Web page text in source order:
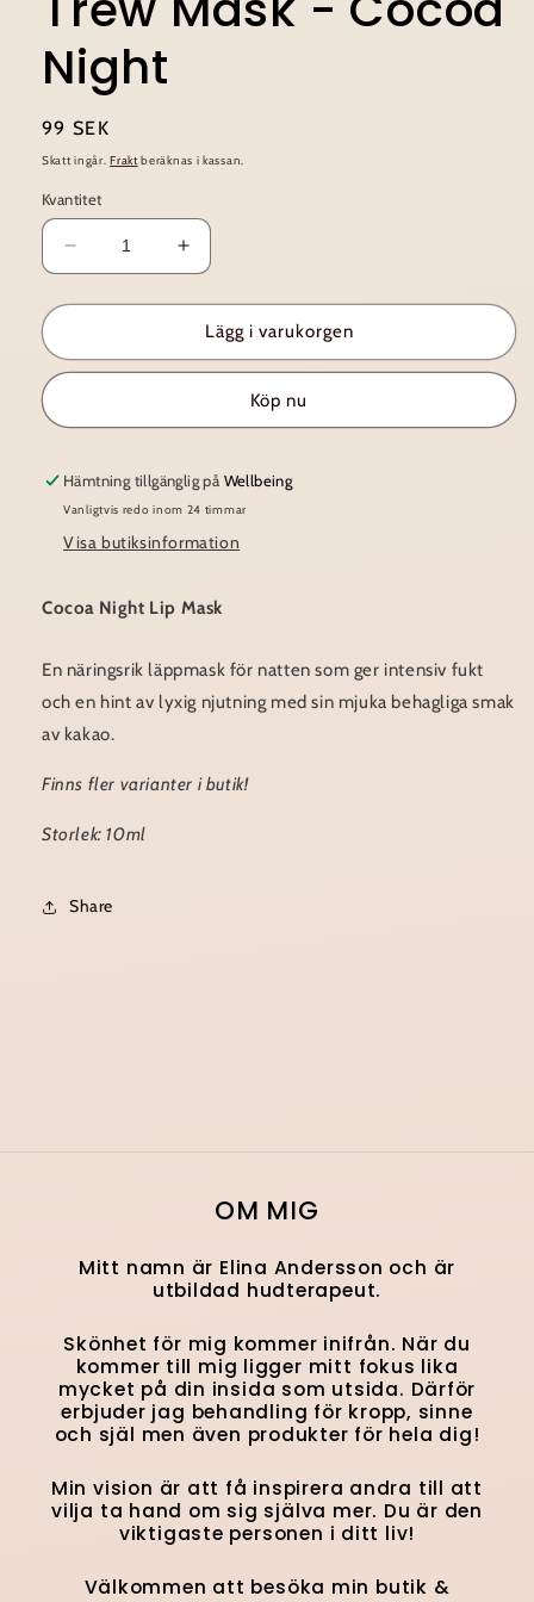
Night
Ordinarie
pris
99 SEK
Skatt ingår.Fraktberäknas i kassan.
Kvantitet
Minska
kvantitet
för
Mask
-
Night
Öka
kvantitet
för
Trew
Mask
-
Night
Lägg i varukorgen
Köp nu
Hämtning tillgänglig på Wellbeing
Vanligtvis redo inom 24 timmar
Visa butiksinformation
Cocoa Night Lip Mask
En näringsrik läppmask för natten som ger intensiv fukt
och en hint av lyxig njutning med sin mjuka behagliga smak
av kakao.
Finns fler varianter i butik!
Storlek: 10ml
Share
OM MIG
Mitt namn är Elina Andersson och är
utbildad hudterapeut.
Skönhet för mig kommer inifrån. När du
kommer till mig ligger mitt fokus lika
mycket på din insida som utsida. Därför
erbjuder jag behandling för kropp, sinne
och själ men även produkter för hela dig!
Min vision är att få inspirera andra till att
vilja ta hand om sig själva mer. Du är den
viktigaste personen i ditt liv!
Välkommen att besöka min butik &